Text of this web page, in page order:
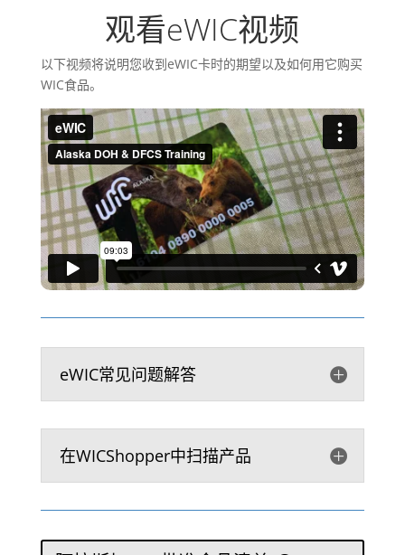
观看eWIC视频
以下视频将说明您收到eWIC卡时的期望以及如何用它购买
WIC食品。
eWIC常见问题解答
在WICShopper中扫描产品